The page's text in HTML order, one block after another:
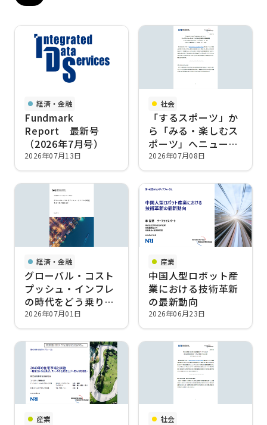
経済・金融
Fundmark
Report 最新号
（2026年7月号）
2026年07月13日
社会
「するスポーツ」か
ら「みる・楽しむス
ポーツ」へニュース
ポーツ・イーターテ
イメントにみる生活
者の余暇価値観
2026年07月08日
経済・金融
グローバル・コスト
プッシュ・インフレ
の時代をどう乗り越
えるか
2026年07月01日
産業
中国人型ロボット産
業における技術革新
の最新動向
2026年06月23日
産業 社会